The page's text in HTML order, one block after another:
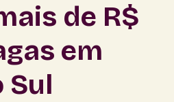
Bonito
de R$
em
Sul